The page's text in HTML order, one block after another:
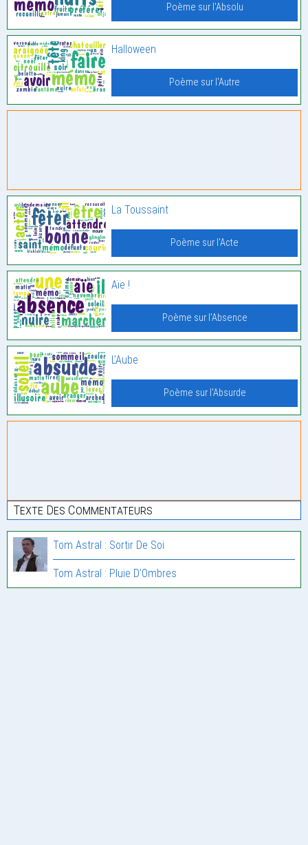
Poème sur l'Absolu
Halloween
Poème sur l'Autre
La Toussaint
Poème sur l'Acte
Aïe !
Poème sur l'Absence
L’Aube
Poème sur l'Absurde
Texte Des Commentateurs
Tom Astral : Sortir De Soi
Tom Astral : Pluie D’Ombres